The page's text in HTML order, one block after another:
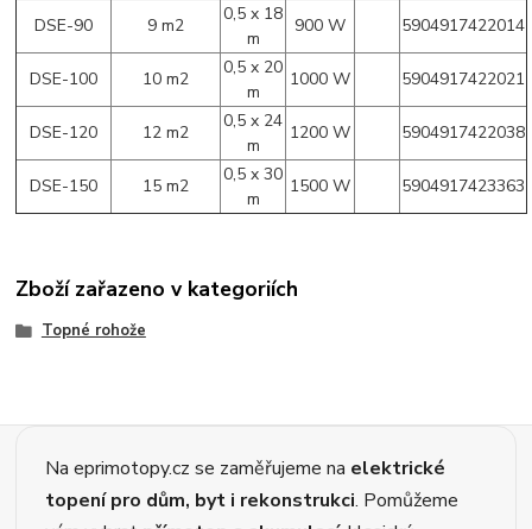
DSE-90 9 m2
0,5 x 18
m
900 W 5904917422014
DSE-100 10 m2
0,5 x 20
m
1000 W 5904917422021
DSE-120 12 m2
0,5 x 24
m
1200 W 5904917422038
DSE-150 15 m2
0,5 x 30
m
1500 W 5904917423363
Zboží zařazeno v kategoriích
Topné rohože
Na eprimotopy.cz se zaměřujeme na elektrické
topení pro dům, byt i rekonstrukci. Pomůžeme